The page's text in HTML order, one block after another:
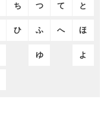
ち つ て と
ひ ふ へ ほ
ゆ よ